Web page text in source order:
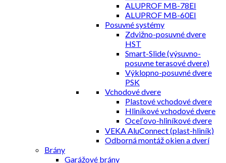
ALUPROF MB-78EI
ALUPROF MB-60EI
Posuvné systémy
Zdvižno-posuvné dvere
HST
Smart-Slide (výsuvno-
posuvne terasové dvere)
Výklopno-posuvné dvere
PSK
Vchodové dvere
Plastové vchodové dvere
Hliníkové vchodové dvere
Oceľovo-hliníkové dvere
VEKA AluConnect (plast-hliník)
Odborná montáž okien a dverí
Brány
Garážové brány